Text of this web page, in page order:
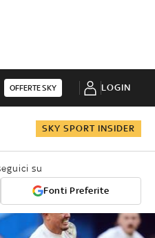
OFFERTE SKY LOGIN
SKY SPORT INSIDER
su
Fonti Preferite